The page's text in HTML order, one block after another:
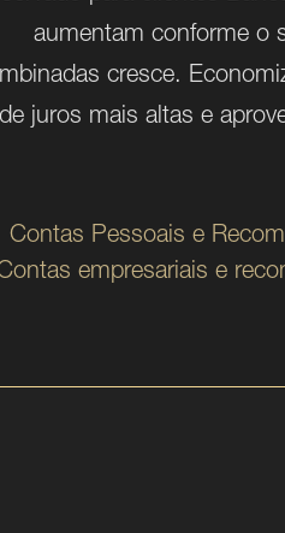
aumentam conforme o
cresce.
de juros mais altas e
Contas Pessoais e
empresariais e